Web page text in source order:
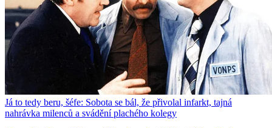
Já to tedy beru, šéfe: Sobota se bál, že přivolal infarkt, tajná
nahrávka milenců a svádění plachého kolegy